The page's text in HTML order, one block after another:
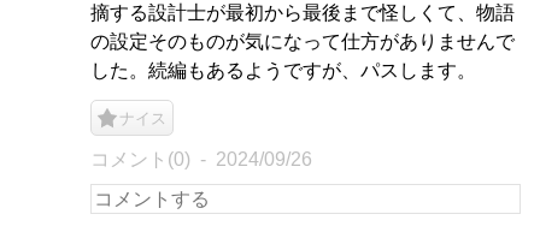
摘する設計士が最初から最後まで怪しくて、物語
の設定そのものが気になって仕方がありませんで
した。続編もあるようですが、パスします。
ナイス
コメント(0) 2024/09/26